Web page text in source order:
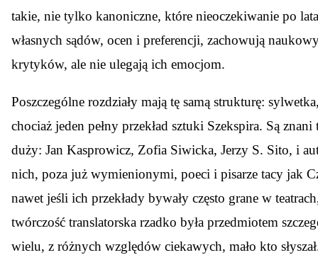
takie, nie tylko kanoniczne, które nieoczekiwanie po
własnych sądów, ocen i preferencji, zachowują
krytyków, ale nie ulegają ich emocjom.
Poszczególne rozdziały mają tę samą strukturę:
chociaż jeden pełny przekład sztuki Szekspira. Są
duży: Jan Kasprowicz, Zofia Siwicka, Jerzy S. Sito, i
nich, poza już wymienionymi, poeci i pisarze tacy jak
nawet jeśli ich przekłady bywały często grane w
twórczość translatorska rzadko była przedmiotem
wielu, z różnych względów ciekawych, mało kto